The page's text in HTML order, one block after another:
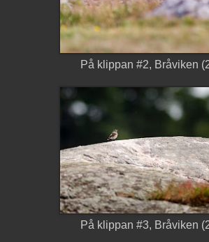
På klippan #2, Bråviken
På klippan #3, Bråviken